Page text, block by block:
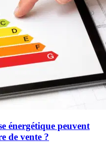
énergétique peuvent
de vente ?